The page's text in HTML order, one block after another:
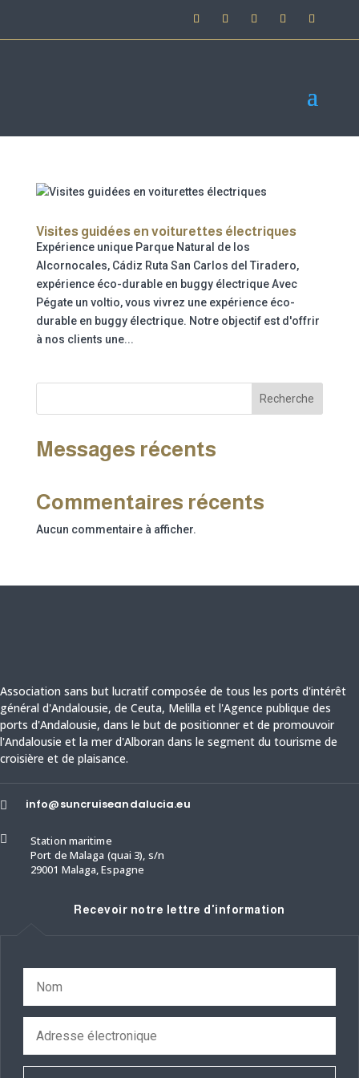
Visites guidées en voiturettes électriques
Expérience unique Parque Natural de los
Alcornocales, Cádiz Ruta San Carlos del Tiradero,
expérience éco-durable en buggy électrique Avec
Pégate un voltio, vous vivrez une expérience éco-
durable en buggy électrique. Notre objectif est d'offrir
à nos clients une...
Recherche
Messages récents
Commentaires récents
Aucun commentaire à afficher.
Association sans but lucratif composée de tous les ports d'intérêt
général d'Andalousie, de Ceuta, Melilla et l'Agence publique des
ports d'Andalousie, dans le but de positionner et de promouvoir
l'Andalousie et la mer d'Alboran dans le segment du tourisme de
croisière et de plaisance.
 info@suncruiseandalucia.eu

Station maritime
Port de Malaga (quai 3), s/n
29001 Malaga, Espagne
Recevoir notre lettre d'information